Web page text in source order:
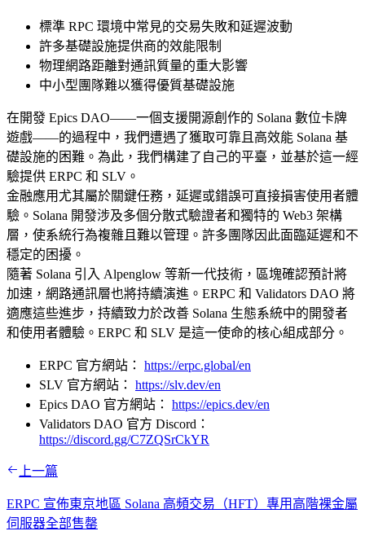
標準 RPC 環境中常見的交易失敗和延遲波動
許多基礎設施提供商的效能限制
物理網路距離對通訊質量的重大影響
中小型團隊難以獲得優質基礎設施
在開發 Epics DAO——一個支援開源創作的 Solana 數位卡牌
遊戲——的過程中，我們遭遇了獲取可靠且高效能 Solana 基
礎設施的困難。為此，我們構建了自己的平臺，並基於這一經
驗提供 ERPC 和 SLV。
金融應用尤其屬於關鍵任務，延遲或錯誤可直接損害使用者體
驗。Solana 開發涉及多個分散式驗證者和獨特的 Web3 架構
層，使系統行為複雜且難以管理。許多團隊因此面臨延遲和不
穩定的困擾。
隨著 Solana 引入 Alpenglow 等新一代技術，區塊確認預計將
加速，網路通訊層也將持續演進。ERPC 和 Validators DAO 將
適應這些進步，持續致力於改善 Solana 生態系統中的開發者
和使用者體驗。ERPC 和 SLV 是這一使命的核心組成部分。
ERPC 官方網站： https://erpc.global/en
SLV 官方網站： https://slv.dev/en
Epics DAO 官方網站： https://epics.dev/en
Validators DAO 官方 Discord：
https://discord.gg/C7ZQSrCkYR
上一篇
ERPC 宣佈東京地區 Solana 高頻交易（HFT）專用高階裸金屬
伺服器全部售罄